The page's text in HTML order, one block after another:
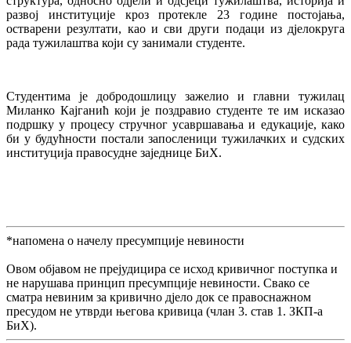
развој институције кроз протекле 23 године постојања,
остварени резултати, као и сви други подаци из дјелокруга
рада тужилаштва који су занимали студенте.
Студентима је добродошлицу зажелио и главни тужилац
Миланко Кајганић који је поздравио студенте те им исказао
подршку у процесу стручног усавршавања и едукације, како
би у будућности постали запосленици тужилачких и судских
институција правосудне заједнице БиХ.
*напомена о начелу пресумпције невиности
Овом објавом не прејудицира се исход кривичног поступка и
не нарушава принцип пресумпције невиности. Свако се
сматра невиним за кривично дјело док се правоснажном
пресудом не утврди његова кривица (члан 3. став 1. ЗКП-а
БиХ).